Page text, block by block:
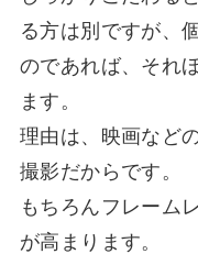
る方は別ですが、
のであれば、それ
ます。
理由は、映画など
撮影だからです。
もちろんフレーム
が高まります。